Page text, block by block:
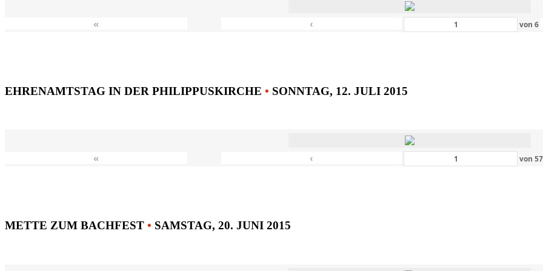
« ‹ von6
EHRENAMTSTAG IN DER PHILIPPUSKIRCHE • SONNTAG, 12. JULI 2015
« ‹ von57
METTE ZUM BACHFEST • SAMSTAG, 20. JUNI 2015